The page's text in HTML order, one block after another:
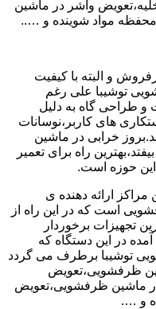
واشر در ماشین
مواد شوینده و …..
و البته با کیفیت
توشیبا علی رغم
و طراحی گاه به دلیل
های کاربر،نوسانات
خرابی در ماشین
راه برای تعمیر
این حوزه است.
مراکز ارائه دهنده ی
است که در این راه از
تجهیزات برخوردار
در این دستگاه که
توشیبا برطرف می گردد
ظرفشویی،تعویض
ماشین ظرفشویی،تعویض
و ….